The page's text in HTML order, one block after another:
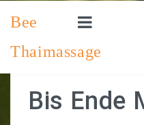
Bee
Thaimassage
Bis Ende